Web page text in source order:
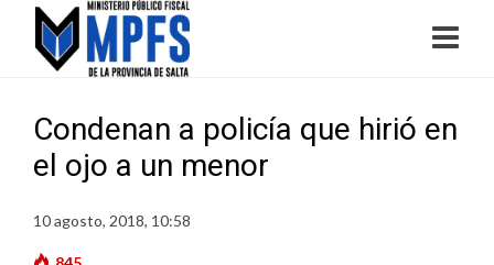
Condenan a policía que hirió en
el ojo a un menor
10 agosto, 2018, 10:58